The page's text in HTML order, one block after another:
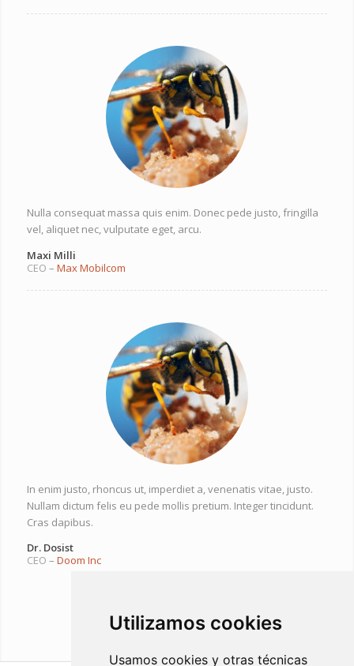
Utilizamos cookies
Usamos cookies y otras técnicas
Nulla consequat massa quis enim. Donec pede justo, fringilla
vel, aliquet nec, vulputate eget, arcu.
Maxi Milli
CEO – Max Mobilcom
In enim justo, rhoncus ut, imperdiet a, venenatis vitae, justo.
Nullam dictum felis eu pede mollis pretium. Integer tincidunt.
Cras dapibus.
Dr. Dosist
CEO – Doom Inc